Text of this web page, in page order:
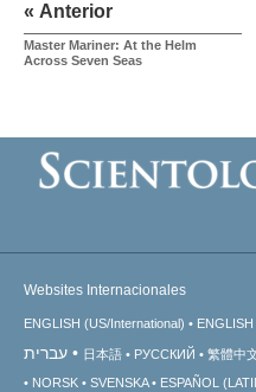
« Anterior
Master Mariner: At the Helm
Across Seven Seas
Websites Internacionales
ENGLISH (US/International)
עברית 日本語 РУССКИЙ 繁體中
NORSK
SVENSKA ESPAÑOL